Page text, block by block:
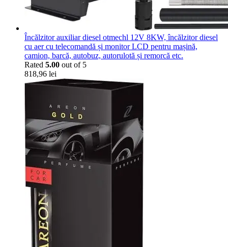
Încălzitor auxiliar diesel otmechl 12V 8KW, încălzitor diesel
cu aer cu telecomandă și monitor LCD pentru mașină,
camion, barcă, autobuz, autorulotă și remorcă etc.
Rated 5.00 out of 5
818,96 lei